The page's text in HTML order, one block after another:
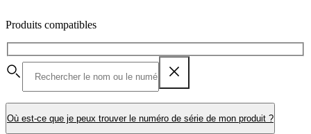
Produits compatibles
Où est-ce que je peux trouver le numéro de série de mon produit ?